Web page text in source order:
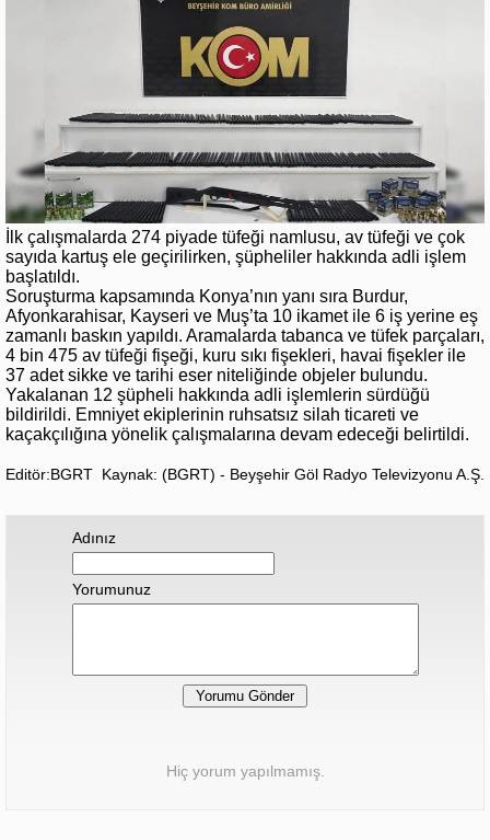
İlk çalışmalarda 274 piyade tüfeği namlusu, av tüfeği ve çok
sayıda kartuş ele geçirilirken, şüpheliler hakkında adli işlem
başlatıldı.
Soruşturma kapsamında Konya’nın yanı sıra Burdur,
Afyonkarahisar, Kayseri ve Muş’ta 10 ikamet ile 6 iş yerine eş
zamanlı baskın yapıldı. Aramalarda tabanca ve tüfek parçaları,
4 bin 475 av tüfeği fişeği, kuru sıkı fişekleri, havai fişekler ile
37 adet sikke ve tarihi eser niteliğinde objeler bulundu.
Yakalanan 12 şüpheli hakkında adli işlemlerin sürdüğü
bildirildi. Emniyet ekiplerinin ruhsatsız silah ticareti ve
kaçakçılığına yönelik çalışmalarına devam edeceği belirtildi.
Editör:BGRT Kaynak: (BGRT) - Beyşehir Göl Radyo Televizyonu A.Ş.
Adınız
Yorumunuz
Hiç yorum yapılmamış.